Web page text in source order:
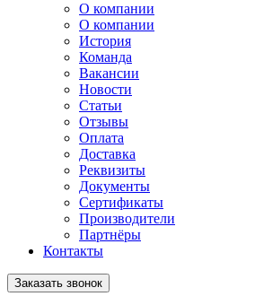
О компании
О компании
История
Команда
Вакансии
Новости
Статьи
Отзывы
Оплата
Доставка
Реквизиты
Документы
Сертификаты
Производители
Партнёры
Контакты
Заказать звонок